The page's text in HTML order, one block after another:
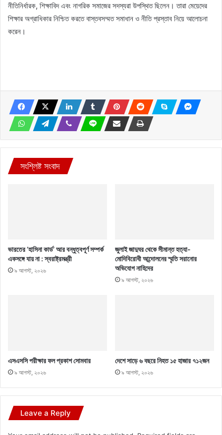
নীতিনির্ধারক, শিক্ষাবিদ এবং নাগরিক সমাজের সদস্যরা উপস্থিত ছিলেন। তারা মেয়েদের
শিক্ষার অগ্রাধিকার নিশ্চিত করতে বাস্তবসম্মত সমাধান ও নীতি প্রস্তাব নিয়ে আলোচনা
করেন।
সংশ্লিষ্ট সংবাদ
ভারতের ‘হাসিনা কার্ড’ আর বন্ধুত্বপূর্ণ সম্পর্ক
একসঙ্গে যায় না : স্বরাষ্ট্রমন্ত্রী
৯ আগস্ট, ২০২৬
জুলাই জাদুঘর থেকে সীমান্ত হত্যা-
মোদিবিরোধী আন্দোলনের স্মৃতি সরানোর
অভিযোগ নাহিদের
৯ আগস্ট, ২০২৬
এসএসসি পরীক্ষার ফল প্রকাশ সোমবার
৯ আগস্ট, ২০২৬
দেশে সাড়ে ৬ বছরে নিহত ১৫ হাজার ৭১২জন
৯ আগস্ট, ২০২৬
Leave a Reply